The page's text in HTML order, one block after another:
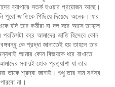
ব্যাপারে সতর্ক হওয়ার প্রয়োজন আছে।
পুরো জাতিকে পিছিয়ে দিয়েছে অনেক। যার
যদি তার কর্মীরা বা দল সরে আসে তাহলে
পরতিসটা করে আমাদের জাতি হিসেবে কোন
কে শ্রদ্ধা জানাতেই হয় তাহলে তার
আমার কোন বিজয়কে ধরে রাখাতে
সবারই হোক প্রত্যাশা যা তার
তাকে শ্রদ্বা জানাই। শুধু তার নাম সর্বস্ব
না।